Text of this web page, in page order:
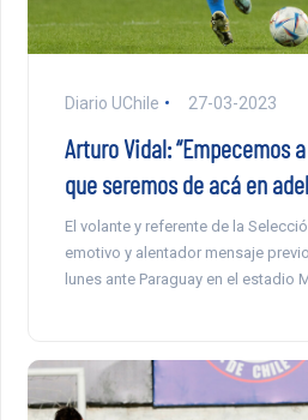
Diario UChile 27-03-2023
Arturo Vidal: “Empecemos
que seremos de acá en
El volante y referente de la
emotivo y alentador mensaje
lunes ante Paraguay en el estadio